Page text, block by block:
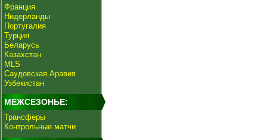
Франция
Нидерланды
Португалия
Турция
Беларусь
Казахстан
MLS
Саудовская Аравия
Узбекистан
МЕЖСЕЗОНЬЕ:
Трансферы
Контрольные матчи